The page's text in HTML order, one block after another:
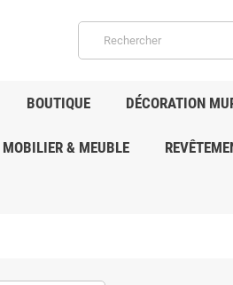
BOUTIQUE DÉCORATION
MOBILIER & MEUBLE